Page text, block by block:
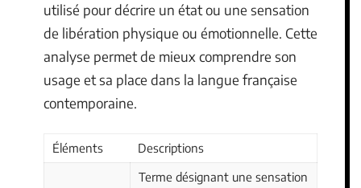
utilisé pour décrire un état ou une sensation
de libération physique ou émotionnelle. Cette
analyse permet de mieux comprendre son
usage et sa place dans la langue française
contemporaine.
Éléments Descriptions
Terme désignant une sensation